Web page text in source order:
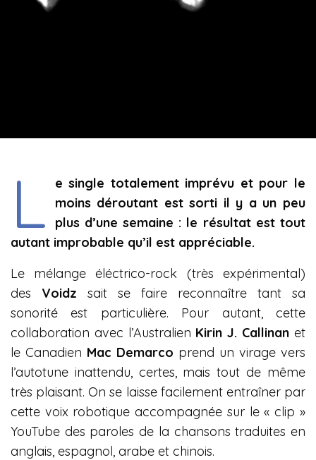
L
e single totalement imprévu et pour le
moins déroutant est sorti il y a un peu
plus d’une semaine : le résultat est tout
autant improbable qu’il est appréciable.
Le mélange éléctrico-rock (très expérimental)
des Voidz sait se faire reconnaître tant sa
sonorité est particulière. Pour autant, cette
collaboration avec l’Australien Kirin J. Callinan et
le Canadien Mac Demarco prend un virage vers
l’autotune inattendu, certes, mais tout de même
très plaisant. On se laisse facilement entraîner par
cette voix robotique accompagnée sur le « clip »
YouTube des paroles de la chansons traduites en
anglais, espagnol, arabe et chinois.